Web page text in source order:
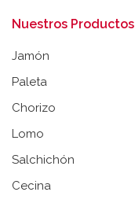
Nuestros Productos
Jamón
Paleta
Chorizo
Lomo
Salchichón
Cecina